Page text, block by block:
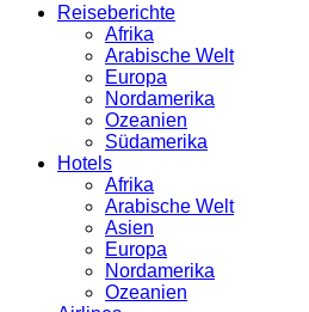
Reiseberichte
Afrika
Arabische Welt
Europa
Nordamerika
Ozeanien
Südamerika
Hotels
Afrika
Arabische Welt
Asien
Europa
Nordamerika
Ozeanien